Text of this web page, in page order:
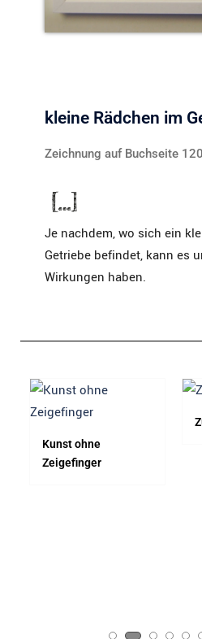
kleine Rädchen im
Zeichnung auf Buchseite
Je nachdem, wo sich ein
Getriebe befindet, kann es
Wirkungen haben.
Kunst ohne
Zeigefinger​